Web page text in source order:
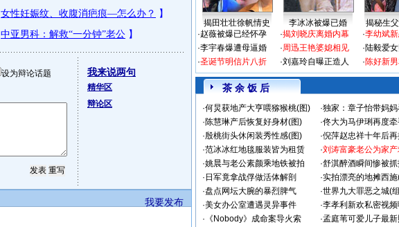
设为辩论话题 我来说两句
精华区
辩论区
我要发布
揭田壮壮徐帆情史 李冰冰被爆已婚
揭秘生
·赵薇被爆已经怀孕
·李宇春爆遭母逼婚
·圣诞节明信片八折
·揭刘晓庆离婚内幕
·周迅王艳婆媳相见
·刘嘉玲自曝正造人
·李幼斌
·陆毅爱
·陈好新
茶 余 饭 后
·何炅获地产大亨喂猕猴桃(图) ·独家：章子怡带妈
·陈慧琳产后恢复好身材(图) ·佟大为马伊琍再度
·殷桃街头休闲装秀性感(图) ·倪萍赵忠祥十年后
·范冰冰红地毯服装皆为租赁 ·刘涛富豪老公为家
·姚晨与老公素颜乘地铁被拍 ·舒淇醉酒瞬间惨被
· 日军竟拿战俘做活体解剖 ·实拍漂亮的地摊西
·盘点网坛大腕的暴烈脾气 ·世界九大罪恶之城(
·美女办公室遭遇灵异事件 ·李孝利新欢私密视
· 《Nobody》成命案导火索 ·孟庭苇可爱儿子最